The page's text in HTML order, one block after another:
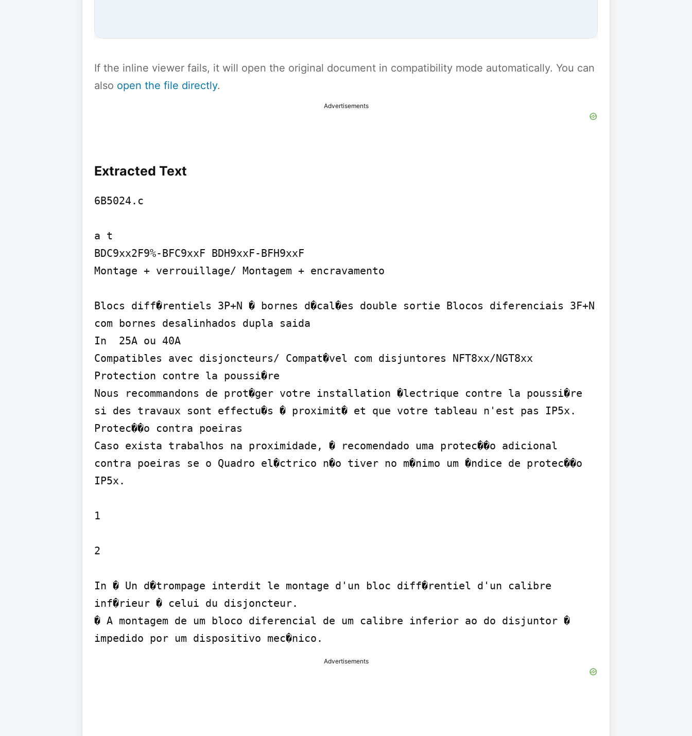
If the inline viewer fails, it will open the original document in compatibility mode automatically. You can
also open the file directly.
Advertisements
Extracted Text
6B5024.c
a t
BDC9xx2F9%-BFC9xxF BDH9xxF-BFH9xxF
Montage + verrouillage/ Montagem + encravamento
Blocs diff�rentiels 3P+N � bornes d�cal�es double sortie Blocos diferenciais 3F+N
com bornes desalinhados dupla saida
In  25A ou 40A
Compatibles avec disjoncteurs/ Compat�vel com disjuntores NFT8xx/NGT8xx
Protection contre la poussi�re
Nous recommandons de prot�ger votre installation �lectrique contre la poussi�re
si des travaux sont effectu�s � proximit� et que votre tableau n'est pas IP5x.
Protec��o contra poeiras
Caso exista trabalhos na proximidade, � recomendado uma protec��o adicional
contra poeiras se o Quadro el�ctrico n�o tiver no m�nimo um �ndice de protec��o
IP5x.
1
2
In � Un d�trompage interdit le montage d'un bloc diff�rentiel d'un calibre
inf�rieur � celui du disjoncteur.
� A montagem de um bloco diferencial de um calibre inferior ao do disjuntor �
impedido por um dispositivo mec�nico.
Advertisements